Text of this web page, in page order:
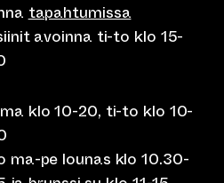
tapahtumissa
avoinna ti-to klo 15-
klo 10-20, ti-to klo 10-
ma-pe lounas klo 10.30-